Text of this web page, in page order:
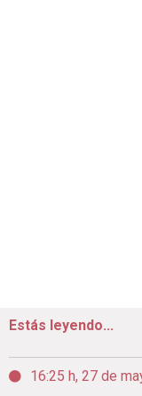
Estás leyendo...
16:25 h, 27 de